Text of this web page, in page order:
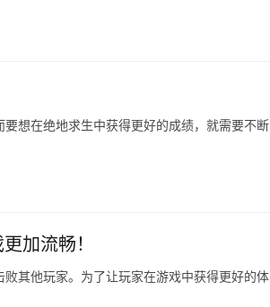
想在绝地求生中获得更好的成绩，就需要不断
加流畅！
其他玩家。为了让玩家在游戏中获得更好的体